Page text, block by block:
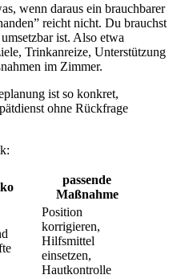
wenn daraus ein brauchbarer
reicht nicht. Du brauchst
ist. Also etwa
Trinkanreize, Unterstützung
im Zimmer.
ist so konkret,
ohne Rückfrage
passende
Maßnahme
Position
korrigieren,
Hilfsmittel
einsetzen,
Hautkontrolle